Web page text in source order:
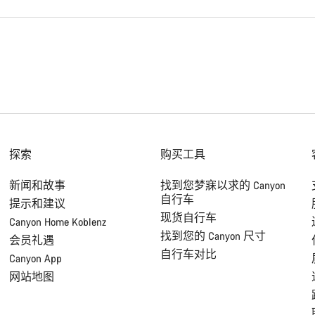
探索
新闻和故事
提示和建议
Canyon Home Koblenz
会员礼遇
Canyon App
网站地图
购买工具
找到您梦寐以求的 Canyon
自行车
现货自行车
找到您的 Canyon 尺寸
自行车对比